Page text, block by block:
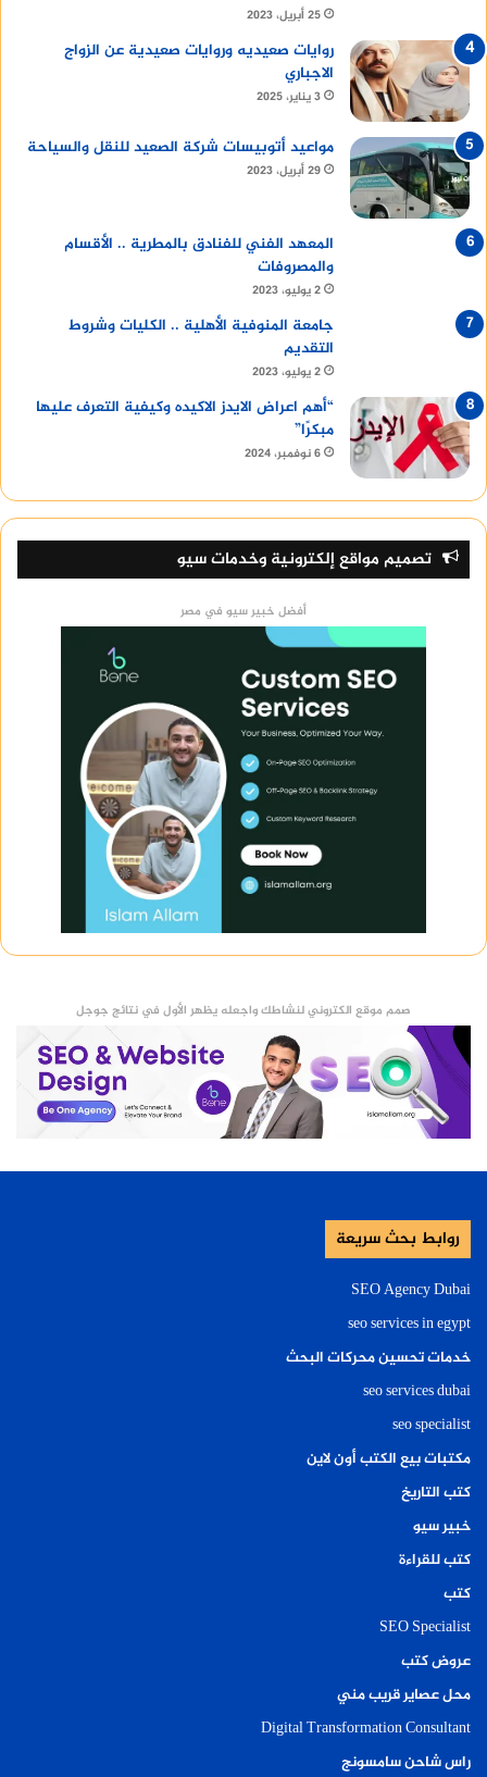
25 أبريل، 2023
روايات صعيديه وروايات صعيدية عن الزواج
الاجباري
3 يناير، 2025
مواعيد أتوبيسات شركة الصعيد للنقل والسياحة
29 أبريل، 2023
المعهد الفني للفنادق بالمطرية .. الأقسام
والمصروفات
2 يوليو، 2023
جامعة المنوفية الأهلية .. الكليات وشروط
التقديم
2 يوليو، 2023
“أهم اعراض الايدز الاكيده وكيفية التعرف عليها
مبكرًا”
6 نوفمبر، 2024
تصميم مواقع إلكترونية وخدمات سيو
أفضل خبير سيو في مصر
صمم موقع الكتروني لنشاطك واجعله يظهر الأول في نتائج جوجل
روابط بحث سريعة
SEO Agency Dubai
seo services in egypt
خدمات تحسين محركات البحث
seo services dubai
seo specialist
مكتبات بيع الكتب أون لاين
كتب التاريخ
خبير سيو
كتب للقراءة
كتب
SEO Specialist
عروض كتب
محل عصاير قريب مني
Digital Transformation Consultant
راس شاحن سامسونج